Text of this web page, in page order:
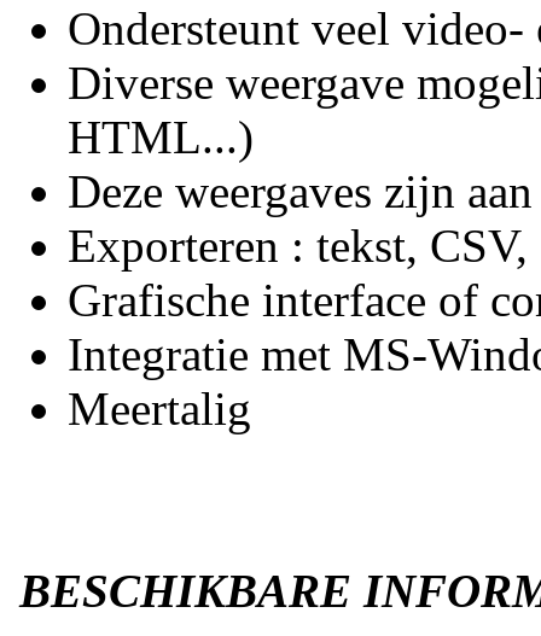
Ondersteunt veel
Diverse weergave
HTML...)
Deze weergaves zijn aan
Exporteren : tekst,
Grafische interface of
Integratie met MS-
Meertalig
BESCHIKBARE